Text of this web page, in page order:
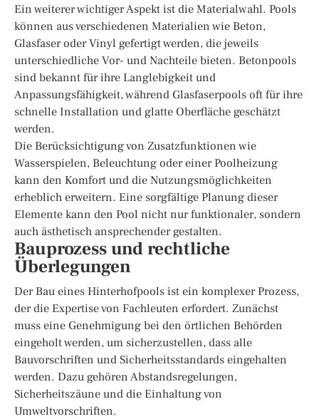
Ein weiterer wichtiger Aspekt ist die Materialwahl. Pools
können aus verschiedenen Materialien wie Beton,
Glasfaser oder Vinyl gefertigt werden, die jeweils
unterschiedliche Vor- und Nachteile bieten. Betonpools
sind bekannt für ihre Langlebigkeit und
Anpassungsfähigkeit, während Glasfaserpools oft für ihre
schnelle Installation und glatte Oberfläche geschätzt
werden.
Die Berücksichtigung von Zusatzfunktionen wie
Wasserspielen, Beleuchtung oder einer Poolheizung
kann den Komfort und die Nutzungsmöglichkeiten
erheblich erweitern. Eine sorgfältige Planung dieser
Elemente kann den Pool nicht nur funktionaler, sondern
auch ästhetisch ansprechender gestalten.
Bauprozess und rechtliche
Überlegungen
Der Bau eines Hinterhofpools ist ein komplexer Prozess,
der die Expertise von Fachleuten erfordert. Zunächst
muss eine Genehmigung bei den örtlichen Behörden
eingeholt werden, um sicherzustellen, dass alle
Bauvorschriften und Sicherheitsstandards eingehalten
werden. Dazu gehören Abstandsregelungen,
Sicherheitszäune und die Einhaltung von
Umweltvorschriften.